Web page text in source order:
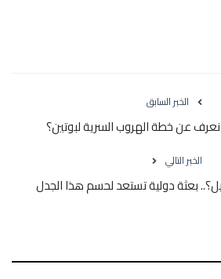
الخبر السابق
عن خطة الهروب السرية لبوتين؟
الخبر التالي
بعثة دولية تستعد لحسم هذا الجدل